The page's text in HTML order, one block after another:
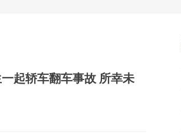
起轿车翻车事故 所幸未